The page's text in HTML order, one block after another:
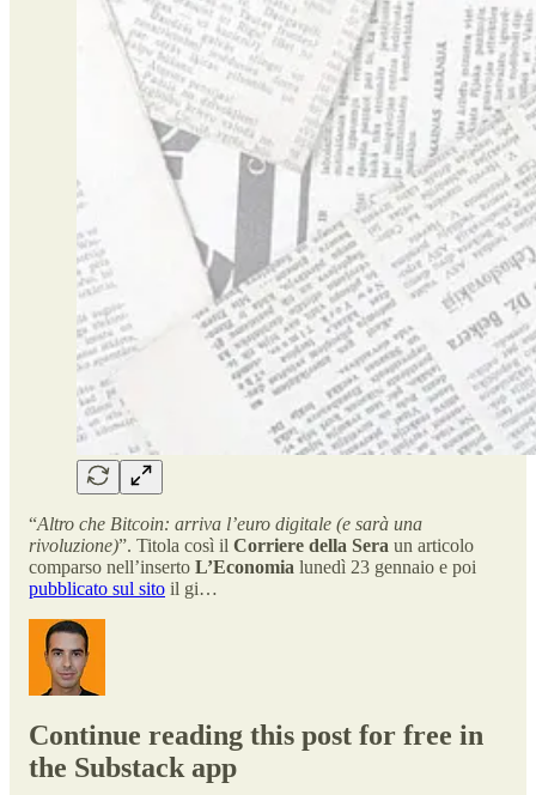
“Altro che Bitcoin: arriva l’euro digitale (e sarà una
rivoluzione)”. Titola così il Corriere della Sera un articolo
comparso nell’inserto L’Economia lunedì 23 gennaio e poi
pubblicato sul sito il gi…
Continue reading this post for free in
the Substack app